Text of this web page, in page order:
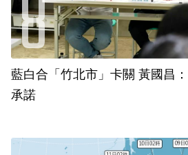
藍白合「竹北市」卡關 黃國昌
承諾